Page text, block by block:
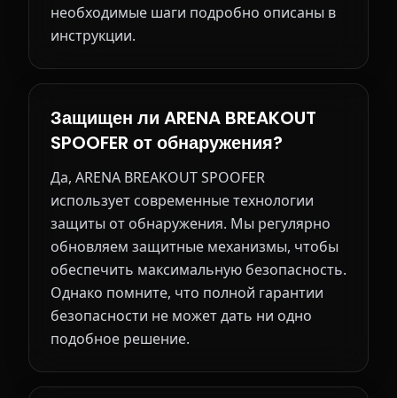
необходимые шаги подробно описаны в
инструкции.
Защищен ли ARENA BREAKOUT
SPOOFER от обнаружения?
Да, ARENA BREAKOUT SPOOFER
использует современные технологии
защиты от обнаружения. Мы регулярно
обновляем защитные механизмы, чтобы
обеспечить максимальную безопасность.
Однако помните, что полной гарантии
безопасности не может дать ни одно
подобное решение.